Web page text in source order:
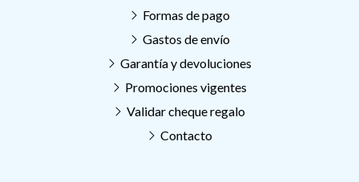
Formas de pago
Gastos de envío
Garantía y devoluciones
Promociones vigentes
Validar cheque regalo
Contacto